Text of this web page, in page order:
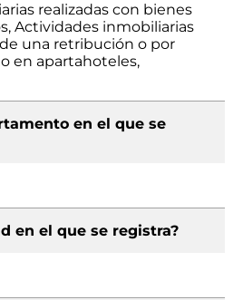
realizadas con bienes
Actividades inmobiliarias
una retribución o por
en apartahoteles,
en el que se
en el que se registra?